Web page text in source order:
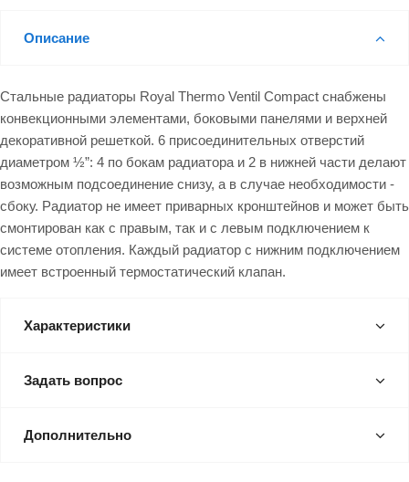
Описание
Стальные радиаторы Royal Thermo Ventil Compact снабжены
конвекционными элементами, боковыми панелями и верхней
декоративной решеткой. 6 присоединительных отверстий
диаметром ½”: 4 по бокам радиатора и 2 в нижней части делают
возможным подсоединение снизу, а в случае необходимости -
сбоку. Радиатор не имеет приварных кронштейнов и может быть
смонтирован как с правым, так и с левым подключением к
системе отопления. Каждый радиатор с нижним подключением
имеет встроенный термостатический клапан.
Характеристики
Задать вопрос
Дополнительно